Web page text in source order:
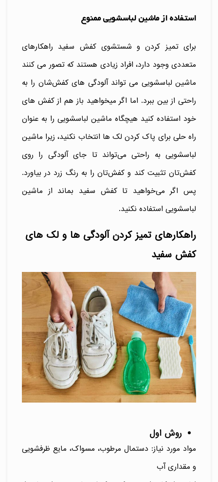
استفاده از ماشین لباسشویی ممنوع
برای تمیز کردن و شستشوی کفش سفید راهکارهای
متعددی وجود دارد، افراد زیادی هستند که تصور می کنند
ماشین لباسشویی می تواند آلودگی های کفش‌شان را به
راحتی از بین ببرد. اما اگر میخواهید باز هم از کفش های
خود استفاده کنید هیچگاه ماشین لباسشویی را به عنوان
راه حلی برای پاک کردن لک ها انتخاب نکنید، زیرا ماشین
لباسشویی به راحتی می‌تواند تا جای آلودگی را روی
کفش‌تان تثبیت کند و کفش‌تان را به رنگ زرد در بیاورد.
پس اگر می‌خواهید تا کفش‌ سفید بماند از ماشین
لباسشویی استفاده نکنید.
راهکارهای تمیز کردن آلودگی ها و لک‌ های
کفش سفید
روش اول
مواد مورد نیاز: دستمال مرطوب، مسواک، مایع ظرفشویی
و مقداری آب